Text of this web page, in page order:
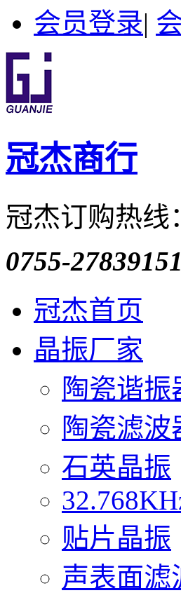
会员登录|
冠杰商行
冠杰订购热线
0755-27839151
冠杰首页
晶振厂家
陶瓷谐振
陶瓷滤波
石英晶振
贴片晶振
声表面滤